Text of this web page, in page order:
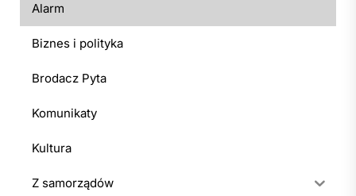
Alarm
Biznes i polityka
Brodacz Pyta
Komunikaty
Kultura
Z samorządów